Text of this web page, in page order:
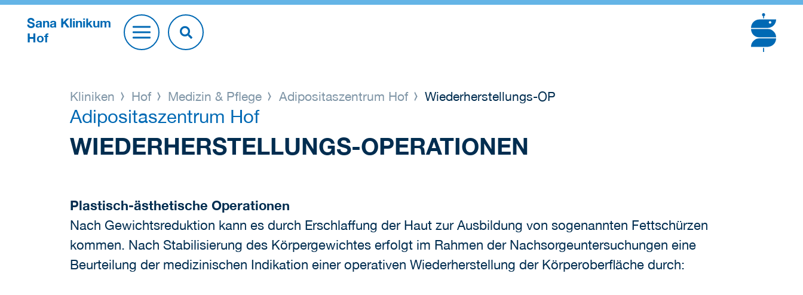
Sana Klinikum
Hof
Kliniken Hof Medizin & Pflege Adipositaszentrum Hof Wiederherstellungs-OP
Adipositaszentrum Hof
WIEDERHERSTELLUNGS-OPERATIONEN
Plastisch-ästhetische Operationen
Nach Gewichtsreduktion kann es durch Erschlaffung der Haut zur Ausbildung von sogenannten Fettschürzen
kommen. Nach Stabilisierung des Körpergewichtes erfolgt im Rahmen der Nachsorgeuntersuchungen eine
Beurteilung der medizinischen Indikation einer operativen Wiederherstellung der Körperoberfläche durch: